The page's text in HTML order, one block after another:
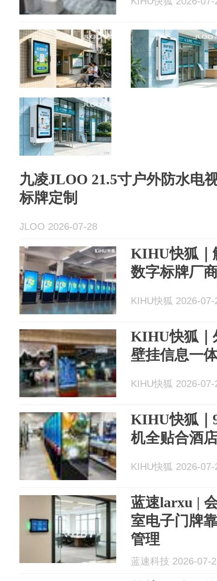
九凌JLOO 21.5寸户外防水电
标牌定制
JLOO 2026-07-28
KIHU快狐｜
数字标牌厂
KIHU快狐 2026-07-
KIHU快狐｜
壁挂信息一
KIHU快狐 2026-07-
KIHU快狐｜
机全贴合酒
KIHU快狐 2026-07-
蓝速larxu |
室电子门牌
管理
蓝速科技 2026-07-